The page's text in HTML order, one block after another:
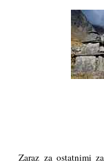
Zaraz za ostatnimi